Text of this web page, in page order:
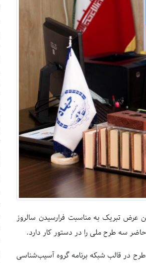
عرض تبریک به مناسبت فرارسیدن سالروز
سه طرح ملی را در دستور کار دارد.
در قالب شبکه برنامه گروه آسیب‌شناسی